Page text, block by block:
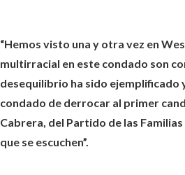
“Hemos visto una y otra vez en
multirracial en este condado son
desequilibrio ha sido
condado de derrocar al primer
Cabrera, del Partido de las
que se escuchen”.